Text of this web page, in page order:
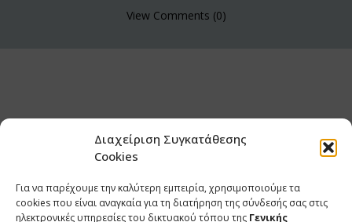
Διαχείριση Συγκατάθεσης
Cookies
Για να παρέχουμε την καλύτερη εμπειρία, χρησιμοποιούμε τα
cookies που είναι αναγκαία για τη διατήρηση της σύνδεσής σας στις
ηλεκτρονικές υπηρεσίες του δικτυακού τόπου της Γενικής
View Comments (0)